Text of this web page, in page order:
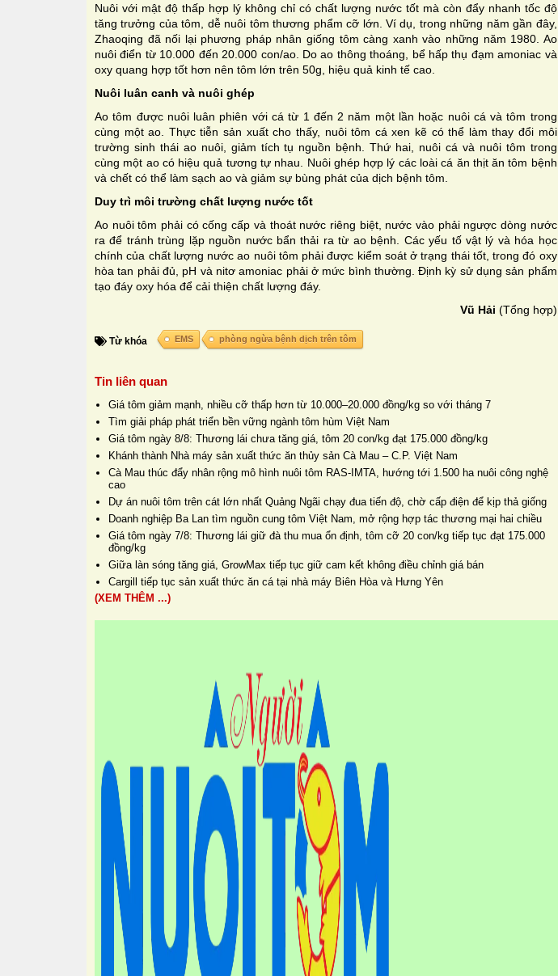
Nuôi với mật độ thấp hợp lý không chỉ có chất lượng nước tốt mà còn đẩy nhanh tốc độ
tăng trưởng của tôm, dễ nuôi tôm thương phẩm cỡ lớn. Ví dụ, trong những năm gần đây,
Zhaoqing đã nối lại phương pháp nhân giống tôm càng xanh vào những năm 1980. Ao
nuôi điển từ 10.000 đến 20.000 con/ao. Do ao thông thoáng, bể hấp thụ đạm amoniac và
oxy quang hợp tốt hơn nên tôm lớn trên 50g, hiệu quả kinh tế cao.
Nuôi luân canh và nuôi ghép
Ao tôm được nuôi luân phiên với cá từ 1 đến 2 năm một lần hoặc nuôi cá và tôm trong
cùng một ao. Thực tiễn sản xuất cho thấy, nuôi tôm cá xen kẽ có thể làm thay đổi môi
trường sinh thái ao nuôi, giảm tích tụ nguồn bệnh. Thứ hai, nuôi cá và nuôi tôm trong
cùng một ao có hiệu quả tương tự nhau. Nuôi ghép hợp lý các loài cá ăn thịt ăn tôm bệnh
và chết có thể làm sạch ao và giảm sự bùng phát của dịch bệnh tôm.
Duy trì môi trường chất lượng nước tốt
Ao nuôi tôm phải có cống cấp và thoát nước riêng biệt, nước vào phải ngược dòng nước
ra để tránh trùng lặp nguồn nước bẩn thải ra từ ao bệnh. Các yếu tố vật lý và hóa học
chính của chất lượng nước ao nuôi tôm phải được kiểm soát ở trạng thái tốt, trong đó oxy
hòa tan phải đủ, pH và nitơ amoniac phải ở mức bình thường. Định kỳ sử dụng sản phẩm
tạo đáy oxy hóa để cải thiện chất lượng đáy.
Vũ Hải (Tổng hợp)
Từ khóa EMS phòng ngừa bệnh dịch trên tôm
Tin liên quan
Giá tôm giảm mạnh, nhiều cỡ thấp hơn từ 10.000–20.000 đồng/kg so với tháng 7
Tìm giải pháp phát triển bền vững ngành tôm hùm Việt Nam
Giá tôm ngày 8/8: Thương lái chưa tăng giá, tôm 20 con/kg đạt 175.000 đồng/kg
Khánh thành Nhà máy sản xuất thức ăn thủy sản Cà Mau – C.P. Việt Nam
Cà Mau thúc đẩy nhân rộng mô hình nuôi tôm RAS-IMTA, hướng tới 1.500 ha nuôi công nghệ
cao
Dự án nuôi tôm trên cát lớn nhất Quảng Ngãi chạy đua tiến độ, chờ cấp điện để kịp thả giống
Doanh nghiệp Ba Lan tìm nguồn cung tôm Việt Nam, mở rộng hợp tác thương mại hai chiều
Giá tôm ngày 7/8: Thương lái giữ đà thu mua ổn định, tôm cỡ 20 con/kg tiếp tục đạt 175.000
đồng/kg
Giữa làn sóng tăng giá, GrowMax tiếp tục giữ cam kết không điều chỉnh giá bán
Cargill tiếp tục sản xuất thức ăn cá tại nhà máy Biên Hòa và Hưng Yên
(XEM THÊM ...)